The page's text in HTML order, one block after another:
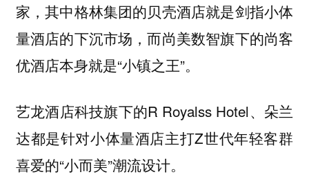
家，其中格林集团的贝壳酒店就是剑指小体
量酒店的下沉市场，而尚美数智旗下的尚客
优酒店本身就是“小镇之王”。
艺龙酒店科技旗下的R Royalss Hotel、朵兰
达都是针对小体量酒店主打Z世代年轻客群
喜爱的“小而美”潮流设计。